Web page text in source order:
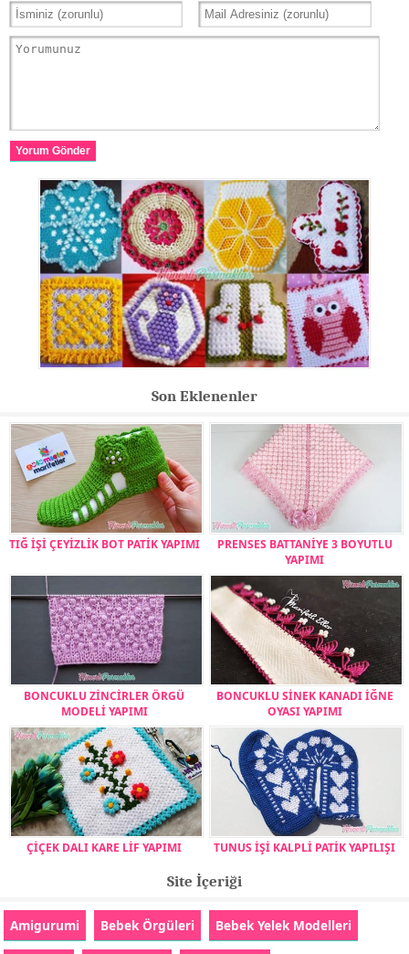
Yorum Gönder
Son Eklenenler
TIĞ İŞİ ÇEYİZLİK BOT PATİK YAPIMI
PRENSES BATTANİYE 3 BOYUTLU
YAPIMI
BONCUKLU ZİNCİRLER ÖRGÜ
MODELİ YAPIMI
BONCUKLU SİNEK KANADI İĞNE
OYASI YAPIMI
ÇİÇEK DALI KARE LİF YAPIMI TUNUS İŞİ KALPLİ PATİK YAPILIŞI
Site İçeriği
Amigurumi Bebek Örgüleri Bebek Yelek Modelleri